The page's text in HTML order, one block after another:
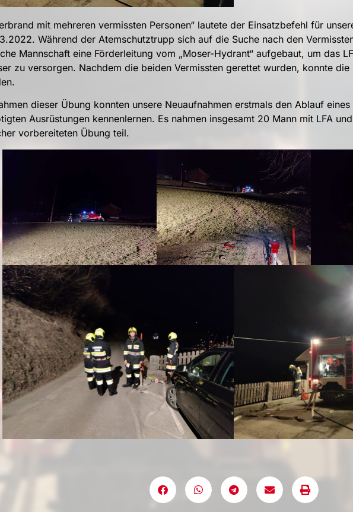
mit mehreren vermissten Personen“ lautete der Einsatzbefehl für
Während der Atemschutztrupp sich auf die Suche nach den
Mannschaft eine Förderleitung vom „Moser-Hydrant“ aufgebaut, um das
zu versorgen. Nachdem die beiden Vermissten gerettet wurden, konnte
dieser Übung konnten unsere Neuaufnahmen erstmals den Ablauf
Ausrüstungen kennenlernen. Es nahmen insgesamt 20 Mann mit LFA
vorbereiteten Übung teil.